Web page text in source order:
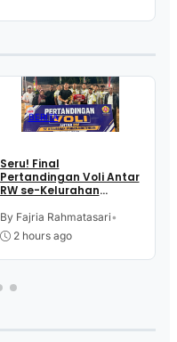
BERITA
Seru! Final
Pertandingan Voli Antar
RW se-Kelurahan
Sambut HUT RI
By Fajria Rahmatasari•
2 hours ago